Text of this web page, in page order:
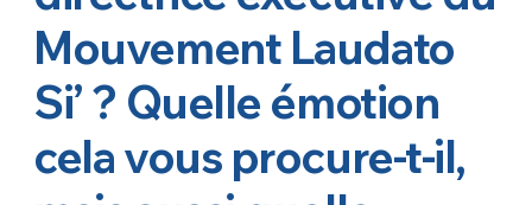
Mouvement Laudato
Si’ ? Quelle émotion
cela vous procure-t-il,